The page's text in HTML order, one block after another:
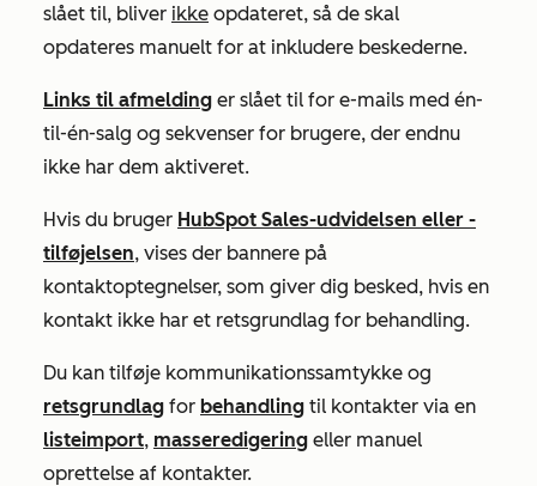
slået til, bliver ikke opdateret, så de skal
opdateres manuelt for at inkludere beskederne.
Links til afmelding er slået til for e-mails med én-
til-én-salg og sekvenser for brugere, der endnu
ikke har dem aktiveret.
Hvis du bruger HubSpot Sales-udvidelsen eller -
tilføjelsen, vises der bannere på
kontaktoptegnelser, som giver dig besked, hvis en
kontakt ikke har et retsgrundlag for behandling.
Du kan tilføje kommunikationssamtykke og
retsgrundlag for behandling til kontakter via en
listeimport, masseredigering eller manuel
oprettelse af kontakter.